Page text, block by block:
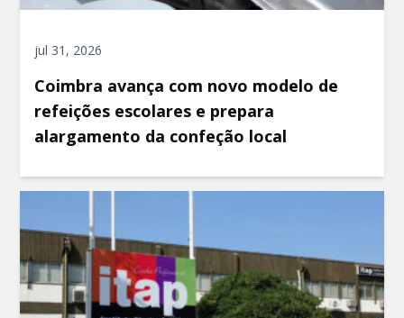
jul 31, 2026
Coimbra avança com novo modelo de
refeições escolares e prepara
alargamento da confeção local